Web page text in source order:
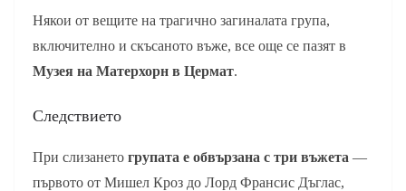
Някои от вещите на трагично загиналата група,
включително и скъсаното въже, все още се пазят в
Музея на Матерхорн в Цермат.
Следствието
При слизането групата е обвързана с три въжета —
първото от Мишел Кроз до Лорд Франсис Дъглас,